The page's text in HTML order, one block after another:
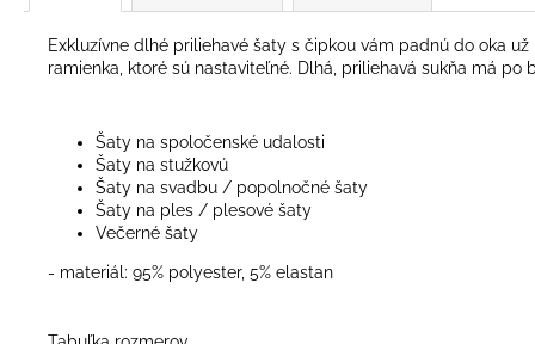
Exkluzívne dlhé priliehavé šaty s čipkou vám padnú do oka
ramienka, ktoré sú nastaviteľné. Dlhá, priliehavá sukňa má
Šaty na spoločenské udalosti
Šaty na stužkovú
Šaty na svadbu / popolnočné šaty
Šaty na ples / plesové šaty
Večerné šaty
- materiál: 95% polyester, 5% elastan